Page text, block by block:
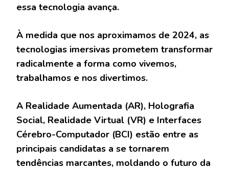
essa tecnologia avança.
À medida que nos aproximamos de 2024, as
tecnologias imersivas prometem transformar
radicalmente a forma como vivemos,
trabalhamos e nos divertimos.
A Realidade Aumentada (AR), Holografia
Social, Realidade Virtual (VR) e Interfaces
Cérebro-Computador (BCI) estão entre as
principais candidatas a se tornarem
tendências marcantes, moldando o futuro da